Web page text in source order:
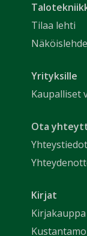
Tilaa lehti
Yrityksille
Kaupalliset
Ota
Yhteystiedot
Kirjat
Kirjakauppa
Kustantamo